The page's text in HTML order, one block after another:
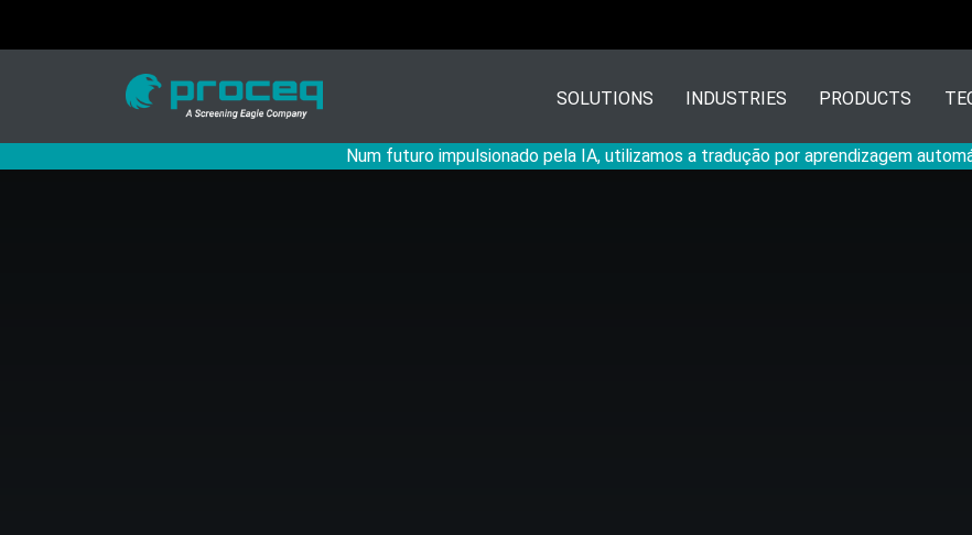
Num futuro impulsionado pela IA, utilizamos a tradução por aprendizagem
SOLUTIONS INDUSTRIES PRODUCTS